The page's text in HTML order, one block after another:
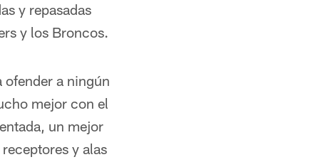
y repasadas
y los Broncos.
ofender a ningún
mejor con el
un mejor
y alas